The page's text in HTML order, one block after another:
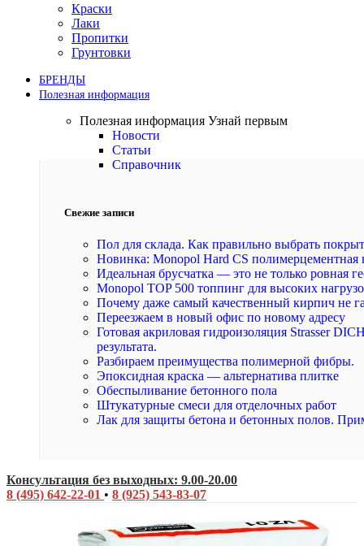
Краски
Лаки
Пропитки
Грунтовки
БРЕНДЫ
Полезная информация
Полезная информация Узнай первым
Новости
Статьи
Справочник
Свежие записи
Пол для склада. Как правильно выбрать
Новинка: Monopol Hard CS полимерцементная
Идеальная брусчатка — это не только ровная
Monopol TOP 500 топпинг для высоких
Почему даже самый качественный кирпич не
Переезжаем в новый офис по новому адресу
Готовая акриловая гидроизоляция Strasser
результата.
Разбираем преимущества полимерной фибры.
Эпоксидная краска — альтернатива плитке
Обеспыливание бетонного пола
Штукатурные смеси для отделочных работ
Лак для защиты бетона и бетонных полов.
Консультация без выходных: 9.00-20.00
8 (495) 642-22-01 • 8 (925) 543-83-07